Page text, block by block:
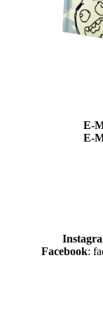
E-
E-
Facebook: